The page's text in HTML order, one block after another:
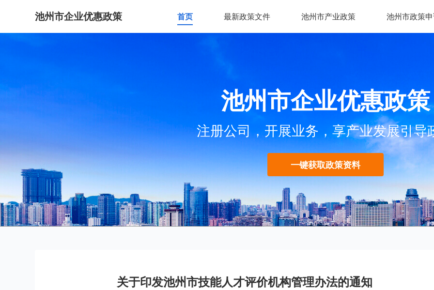
池州市企业优惠政策 首页 最新政策文件 池州市产业政策 池州市政策
池州市企业优惠政策
注册公司，开展业务，享产业发展引导
一键获取政策资料
关于印发池州市技能人才评价机构管理办法的通知